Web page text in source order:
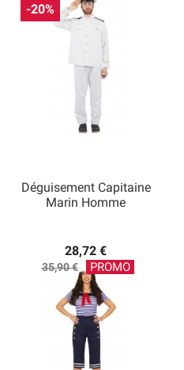
Déguisement Capitaine
Marin Homme
28,72 €
Prix
base
35,90 € PROMO
-20%